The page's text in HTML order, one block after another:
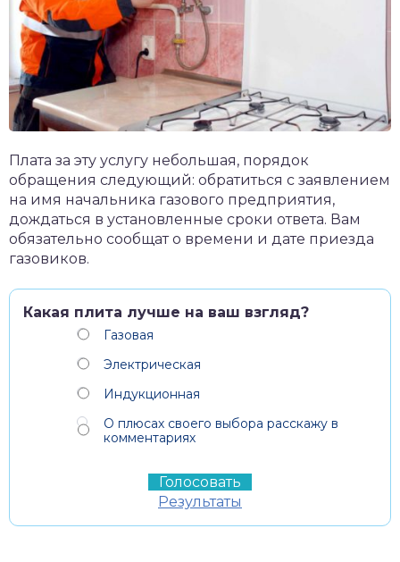
Плата за эту услугу небольшая, порядок
обращения следующий: обратиться с заявлением
на имя начальника газового предприятия,
дождаться в установленные сроки ответа. Вам
обязательно сообщат о времени и дате приезда
газовиков.
Какая плита лучше на ваш взгляд?
Газовая
Электрическая
Индукционная
О плюсах своего выбора расскажу в
комментариях
Результаты